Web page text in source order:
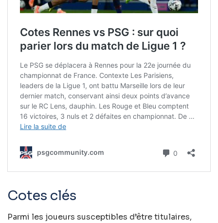
Cotes clés
Parmi les joueurs susceptibles d’être titulaires,